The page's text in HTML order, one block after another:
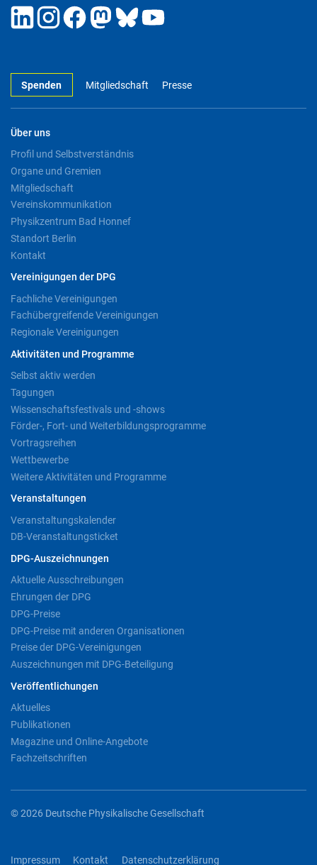
Spenden Mitgliedschaft Presse
Über uns
Profil und Selbstverständnis
Organe und Gremien
Mitgliedschaft
Vereinskommunikation
Physikzentrum Bad Honnef
Standort Berlin
Kontakt
Vereinigungen der DPG
Fachliche Vereinigungen
Fachübergreifende Vereinigungen
Regionale Vereinigungen
Aktivitäten und Programme
Selbst aktiv werden
Tagungen
Wissenschaftsfestivals und -shows
Förder-, Fort- und Weiterbildungsprogramme
Vortragsreihen
Wettbewerbe
Weitere Aktivitäten und Programme
Veranstaltungen
Veranstaltungskalender
DB-Veranstaltungsticket
DPG-Auszeichnungen
Aktuelle Ausschreibungen
Ehrungen der DPG
DPG-Preise
DPG-Preise mit anderen Organisationen
Preise der DPG-Vereinigungen
Auszeichnungen mit DPG-Beteiligung
Veröffentlichungen
Aktuelles
Publikationen
Magazine und Online-Angebote
Fachzeitschriften
© 2026 Deutsche Physikalische Gesellschaft
Impressum Kontakt Datenschutzerklärung